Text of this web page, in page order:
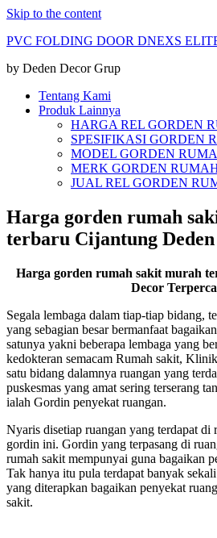
Skip to the content
PVC FOLDING DOOR DNEXS
by Deden Decor Grup
Tentang Kami
Produk Lainnya
HARGA REL GORDEN
SPESIFIKASI GORDEN
MODEL GORDEN
MERK GORDEN
JUAL REL GORDEN
Harga gorden rumah
terbaru Cijantung
Harga gorden rumah sakit murah
Decor
Segala lembaga dalam tiap-tiap bidang,
yang sebagian besar bermanfaat
satunya yakni beberapa lembaga yang
kedokteran semacam Rumah sakit,
satu bidang dalamnya ruangan yang
puskesmas yang amat sering terserang
ialah Gordin penyekat ruangan.
Nyaris disetiap ruangan yang terdapat di
gordin ini. Gordin yang terpasang di
rumah sakit mempunyai guna bagaikan
Tak hanya itu pula terdapat banyak
yang diterapkan bagaikan penyekat
sakit.